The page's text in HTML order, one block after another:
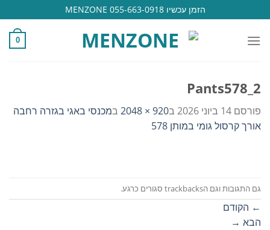
to
content
הזמן עכשיו 055-663-0918 MENZONE
0
Pants578_2
פורסם 14 ביוני 2026 ב920 × 2048 במכנסי באגי בגזרה רחבה
אורך קרסול גומי במותן 578
גם התגובות וגם הtrackbacks סגורים כרגע.
← הקודם
הבא →